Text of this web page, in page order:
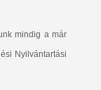
mindig a már
Nyilvántartási